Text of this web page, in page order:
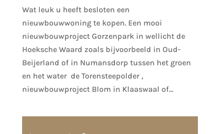
Wat leuk u heeft besloten een
nieuwbouwwoning te kopen. Een mooi
nieuwbouwproject Gorzenpark in wellicht de
Hoeksche Waard zoals bijvoorbeeld in Oud-
Beijerland of in Numansdorp tussen het groen
en het water de Torensteepolder ,
nieuwbouwproject Blom in Klaaswaal of...